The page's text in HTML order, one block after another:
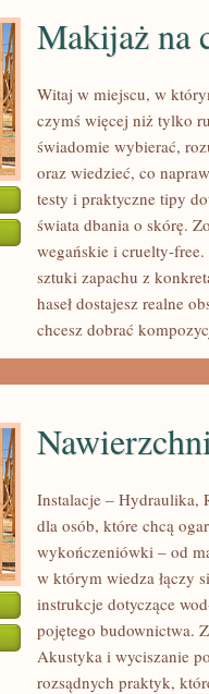
Makijaż na
Witaj w miejscu, w
czymś więcej niż tylko
świadomie wybierać,
oraz wiedzieć, co
testy i praktyczne tipy
świata dbania o skórę.
wegańskie i cruelty-free.
sztuki zapachu z
haseł dostajesz realne
chcesz dobrać
Instalacje – Hydraulika,
dla osób, które chcą
wykończeniówki – od
w którym wiedza łączy
instrukcje dotyczące
pojętego budownictwa.
Akustyka i wyciszanie
rozsądnych praktyk,